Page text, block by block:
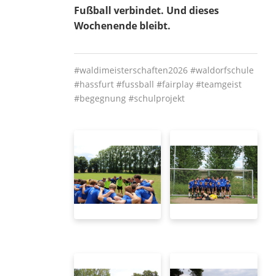
Fußball verbindet. Und dieses
Wochenende bleibt.
#waldimeisterschaften2026 #waldorfschule
#hassfurt #fussball #fairplay #teamgeist
#begegnung #schulprojekt